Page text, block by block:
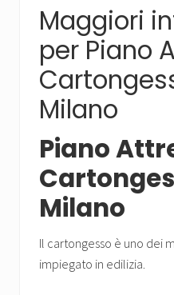
Maggiori
per Piano
Milano
Piano
Milano
Il cartongesso è uno dei
impiegato in edilizia.